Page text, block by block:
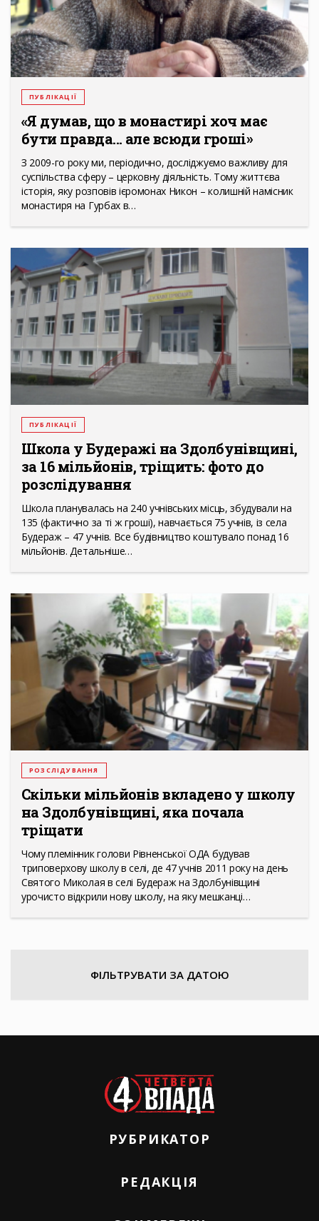
ПУБЛІКАЦІЇ
«Я думав, що в монастирі хоч має
бути правда... але всюди гроші»
З 2009-го року ми, періодично, досліджуємо важливу для
суспільства сферу – церковну діяльність. Тому життєва
історія, яку розповів ієромонах Никон – колишній намісник
монастиря на Гурбах в…
ПУБЛІКАЦІЇ
Школа у Будеражі на Здолбунівщині,
за 16 мільйонів, тріщить: фото до
розслідування
Школа планувалась на 240 учнівських місць, збудували на
135 (фактично за ті ж гроші), навчається 75 учнів, із села
Будераж – 47 учнів. Все будівництво коштувало понад 16
мільйонів. Детальніше…
РОЗСЛІДУВАННЯ
Скільки мільйонів вкладено у школу
на Здолбунівщині, яка почала
тріщати
Чому племінник голови Рівненської ОДА будував
триповерхову школу в селі, де 47 учнів 2011 року на день
Святого Миколая в селі Будераж на Здолбунівщині
урочисто відкрили нову школу, на яку мешканці…
ФІЛЬТРУВАТИ ЗА ДАТОЮ
РУБРИКАТОР
РЕДАКЦІЯ